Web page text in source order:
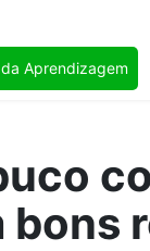
Aprendizagem
bons